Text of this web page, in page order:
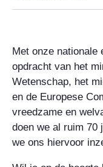
Met onze nationale
opdracht van het
Wetenschap, het
en de Europese
vreedzame en
doen we al ruim 70
we ons hiervoor